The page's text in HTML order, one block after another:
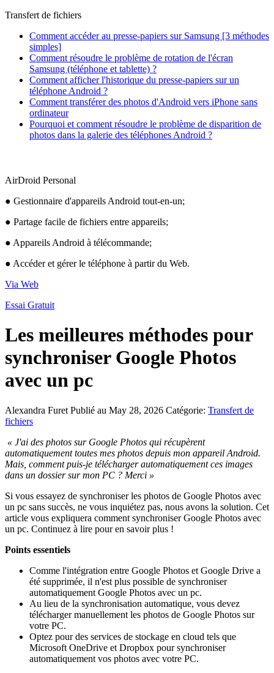
Transfert de fichiers
Comment accéder au presse-papiers sur Samsung [3 méthodes
simples]
Comment résoudre le problème de rotation de l'écran
Samsung (téléphone et tablette) ?
Comment afficher l'historique du presse-papiers sur un
téléphone Android ?
Comment transférer des photos d'Android vers iPhone sans
ordinateur
Pourquoi et comment résoudre le problème de disparition de
photos dans la galerie des téléphones Android ?
AirDroid Personal
● Gestionnaire d'appareils Android tout-en-un;
● Partage facile de fichiers entre appareils;
● Appareils Android à télécommande;
● Accéder et gérer le téléphone à partir du Web.
Via Web
Essai Gratuit
Les meilleures méthodes pour
synchroniser Google Photos
avec un pc
Alexandra Furet Publié au May 28, 2026 Catégorie: Transfert de
fichiers
« J'ai des photos sur Google Photos qui récupèrent
automatiquement toutes mes photos depuis mon appareil Android.
Mais, comment puis-je télécharger automatiquement ces images
dans un dossier sur mon PC ? Merci »
Si vous essayez de synchroniser les photos de Google Photos avec
un pc sans succès, ne vous inquiétez pas, nous avons la solution. Cet
article vous expliquera comment synchroniser Google Photos avec
un pc. Continuez à lire pour en savoir plus !
Points essentiels
Comme l'intégration entre Google Photos et Google Drive a
été supprimée, il n'est plus possible de synchroniser
automatiquement Google Photos avec un pc.
Au lieu de la synchronisation automatique, vous devez
télécharger manuellement les photos de Google Photos sur
votre PC.
Optez pour des services de stockage en cloud tels que
Microsoft OneDrive et Dropbox pour synchroniser
automatiquement vos photos avec votre PC.